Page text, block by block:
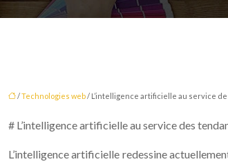
/Technologies web/ L’intelligence artificielle au service
# L’intelligence artificielle au service des
L’intelligence artificielle redessine